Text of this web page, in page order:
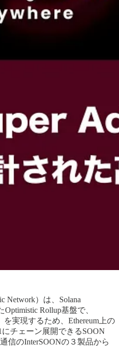
Network）は、Solana
Rollup基盤で、
を実現するため、Ethereum上の
にチェーン展開できるSOON
信のInterSOONの３製品から